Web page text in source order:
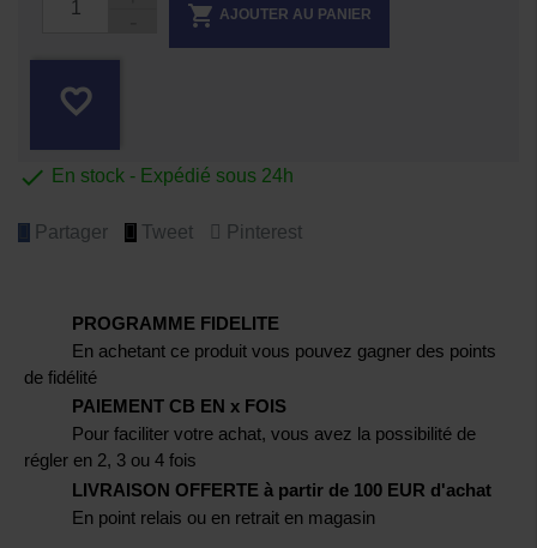
 AJOUTER AU PANIER
favorite_border
 En stock - Expédié sous 24h
Partager Tweet Pinterest
PROGRAMME FIDELITE
En achetant ce produit vous pouvez gagner des points
de fidélité
PAIEMENT CB EN x FOIS
Pour faciliter votre achat, vous avez la possibilité de
régler en 2, 3 ou 4 fois
LIVRAISON OFFERTE à partir de 100 EUR d'achat
En point relais ou en retrait en magasin